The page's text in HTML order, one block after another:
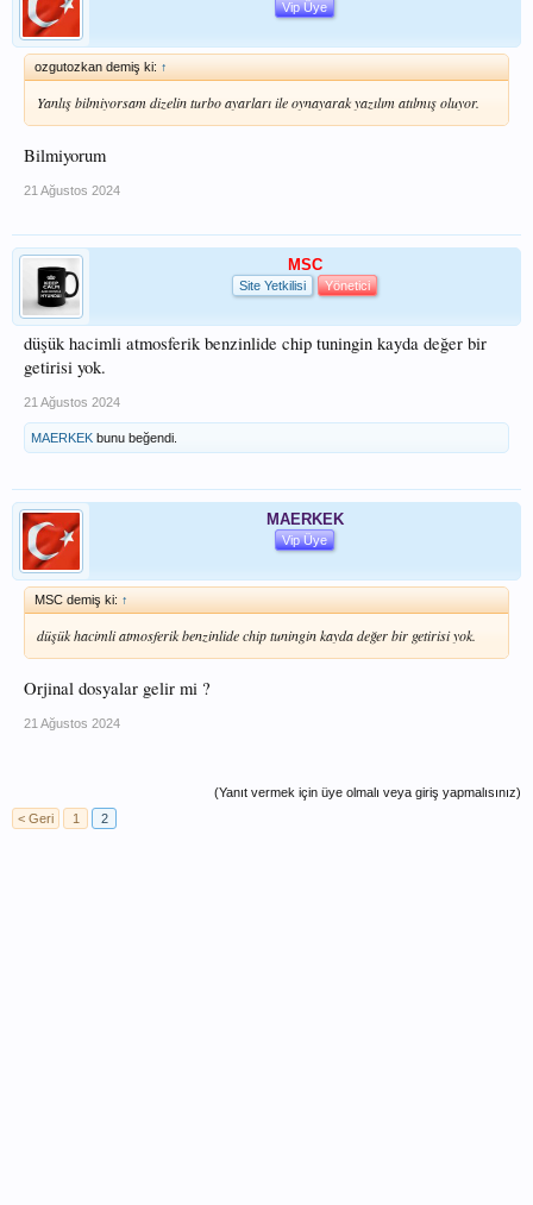
Vip Üye
ozgutozkan demiş ki: ↑
Yanlış bilmiyorsam dizelin turbo ayarları ile oynayarak yazılım atılmış oluyor.
Bilmiyorum
21 Ağustos 2024
MSC
Site Yetkilisi Yönetici
düşük hacimli atmosferik benzinlide chip tuningin kayda değer bir
getirisi yok.
21 Ağustos 2024
MAERKEK bunu beğendi.
MAERKEK
Vip Üye
MSC demiş ki: ↑
düşük hacimli atmosferik benzinlide chip tuningin kayda değer bir getirisi yok.
Orjinal dosyalar gelir mi ?
21 Ağustos 2024
(Yanıt vermek için üye olmalı veya giriş yapmalısınız)
< Geri
1 2